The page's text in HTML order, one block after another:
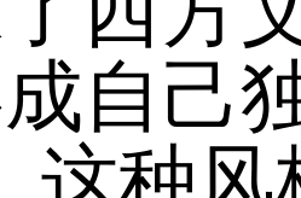
自己
这种